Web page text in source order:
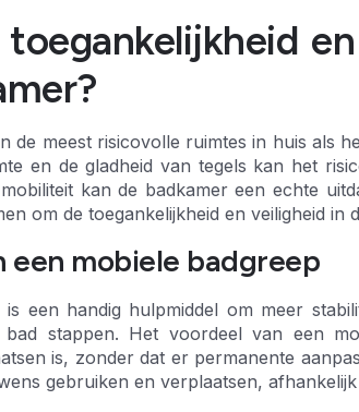
de meest risicovolle ruimtes in huis als
en de gladheid van tegels kan het
kan de badkamer een echte
om de toegankelijkheid en veiligheid in
een mobiele badgreep
is een handig hulpmiddel om meer
stappen. Het voordeel van een
is, zonder dat er permanente
gebruiken en verplaatsen,